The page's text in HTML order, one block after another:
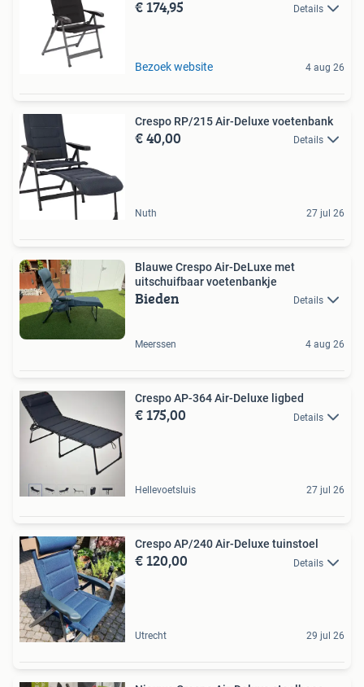
€ 174,95 Details
Bezoek website 4 aug 26
Crespo RP/215 Air-Deluxe voetenbank
€ 40,00 Details
Nuth 27 jul 26
Blauwe Crespo Air-DeLuxe met
uitschuifbaar voetenbankje
Bieden Details
Meerssen 4 aug 26
Crespo AP-364 Air-Deluxe ligbed
€ 175,00 Details
Hellevoetsluis 27 jul 26
Crespo AP/240 Air-Deluxe tuinstoel
€ 120,00 Details
Utrecht 29 jul 26